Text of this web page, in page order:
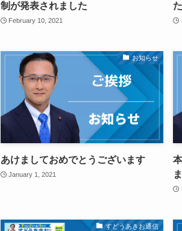
制が発表されました
February 10, 2021
た
お知らせ
あけましておめでとうございます
January 1, 2021
すどうあきお通信